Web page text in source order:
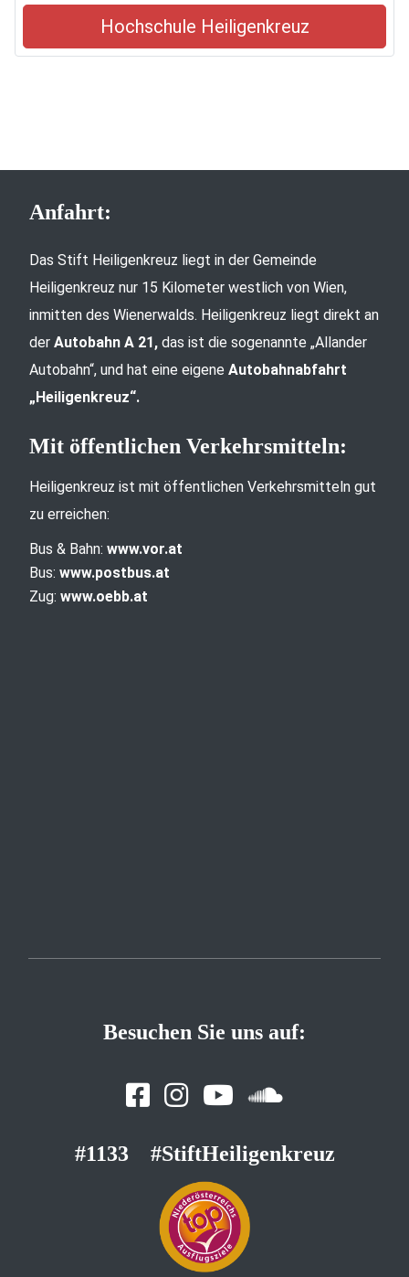
Hochschule Heiligenkreuz
Anfahrt:
Das Stift Heiligenkreuz liegt in der Gemeinde
Heiligenkreuz nur 15 Kilometer westlich von Wien,
inmitten des Wienerwalds. Heiligenkreuz liegt direkt an
der Autobahn A 21, das ist die sogenannte „Allander
Autobahn“, und hat eine eigene Autobahnabfahrt
„Heiligenkreuz“.
Mit öffentlichen Verkehrsmitteln:
Heiligenkreuz ist mit öffentlichen Verkehrsmitteln gut
zu erreichen:
Bus & Bahn: www.vor.at
Bus: www.postbus.at
Zug: www.oebb.at
Besuchen Sie uns auf:
#1133 #StiftHeiligenkreuz